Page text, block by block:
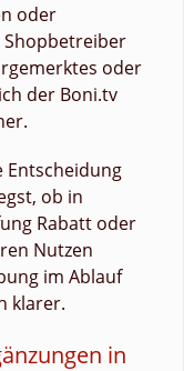
oder
Shopbetreiber
oder
der Boni.tv
Entscheidung
ob in
Rabatt oder
Nutzen
im Ablauf
klarer.
in